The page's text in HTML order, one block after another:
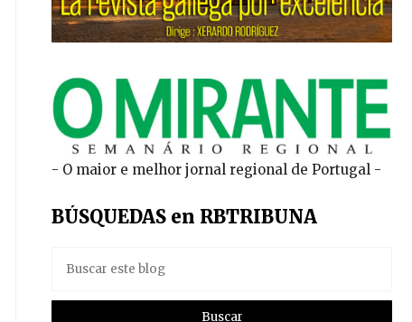
- O maior e melhor jornal regional de Portugal -
BÚSQUEDAS en RBTRIBUNA